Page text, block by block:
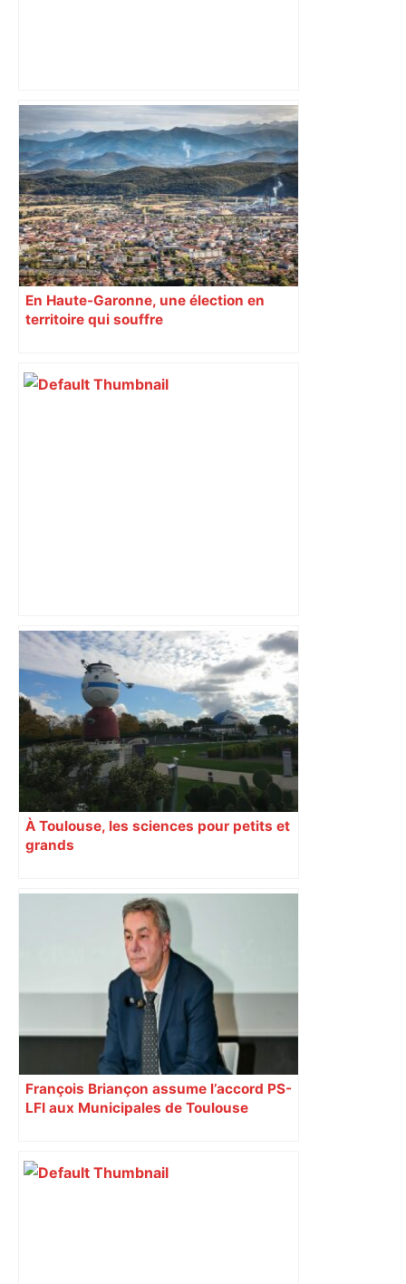
Capilla en bleu ciel pour combien de
temps encore ? Toulouse et l'UBB aux
aguets – Rugbynistere
En Haute-Garonne, une élection en
territoire qui souffre
Vous pensiez que c’était comme une
voiture ? La vérité sur les avions qui
reculent – ici.fr
À Toulouse, les sciences pour petits et
grands
François Briançon assume l’accord PS-
LFI aux Municipales de Toulouse